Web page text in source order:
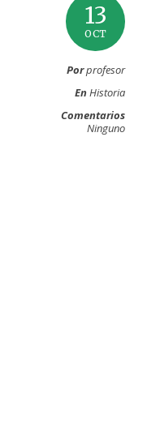
13
OCT
Porprofesor
EnHistoria
Comentarios
Ninguno